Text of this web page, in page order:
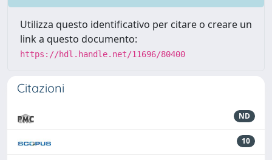
Utilizza questo identificativo per citare o creare un
link a questo documento:
https://hdl.handle.net/11696/80400
Citazioni
ND
10